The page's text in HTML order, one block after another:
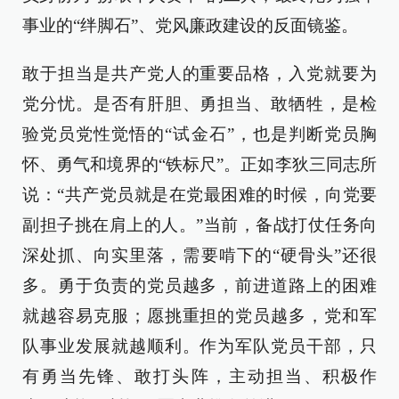
事业的“绊脚石”、党风廉政建设的反面镜鉴。
敢于担当是共产党人的重要品格，入党就要为
党分忧。是否有肝胆、勇担当、敢牺牲，是检
验党员党性觉悟的“试金石”，也是判断党员胸
怀、勇气和境界的“铁标尺”。正如李狄三同志所
说：“共产党员就是在党最困难的时候，向党要
副担子挑在肩上的人。”当前，备战打仗任务向
深处抓、向实里落，需要啃下的“硬骨头”还很
多。勇于负责的党员越多，前进道路上的困难
就越容易克服；愿挑重担的党员越多，党和军
队事业发展就越顺利。作为军队党员干部，只
有勇当先锋、敢打头阵，主动担当、积极作